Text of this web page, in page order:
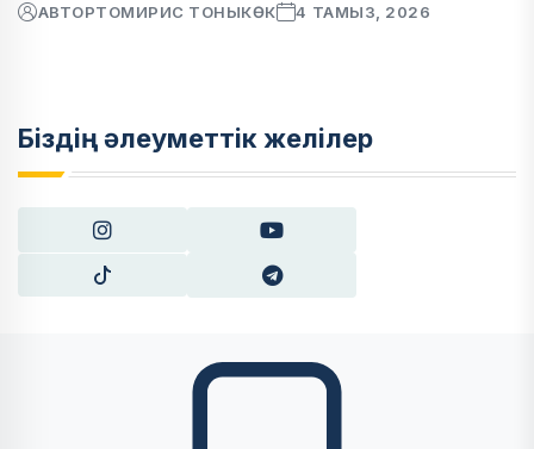
АВТОРТОМИРИС ТОНЫКӨК 4 ТАМЫЗ, 2026
Біздің әлеуметтік желілер